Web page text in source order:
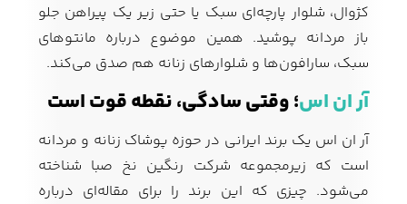
کژوال، شلوار پارچه‌ای سبک یا حتی زیر یک پیراهن جلو
باز مردانه پوشید. همین موضوع درباره مانتوهای
سبک، سارافون‌ها و شلوارهای زنانه هم صدق می‌کند.
آر ان اس؛ وقتی سادگی، نقطه قوت است
آر ان اس یک برند ایرانی در حوزه پوشاک زنانه و مردانه
است که زیرمجموعه شرکت رنگین نخ صبا شناخته
می‌شود. چیزی که این برند را برای مقاله‌ای درباره